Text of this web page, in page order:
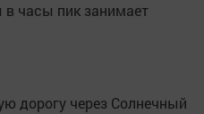
в часы пик занимает
дорогу через Солнечный